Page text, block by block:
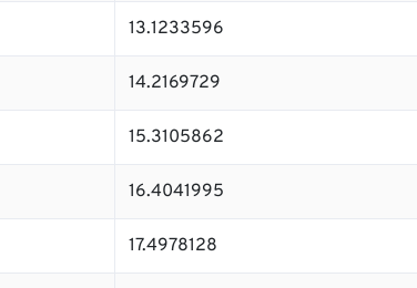
13.1233596
14.2169729
15.3105862
16.4041995
17.4978128